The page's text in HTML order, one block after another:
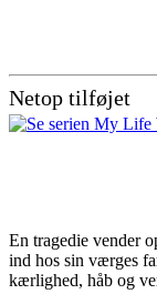
Netop tilføjet
En tragedie vender
ind hos sin værges
kærlighed, håb og